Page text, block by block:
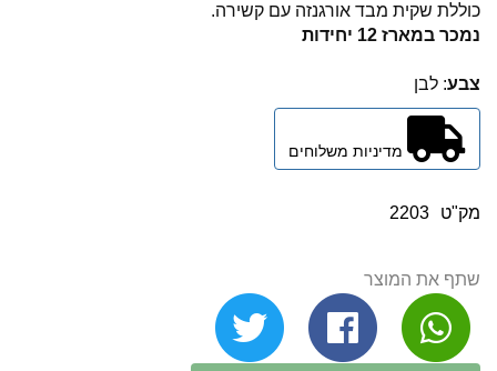
כוללת שקית מבד אורגנזה עם קשירה.
נמכר במארז 12 יחידות
צבע: לבן
מק"ט 2203
שתף את המוצר